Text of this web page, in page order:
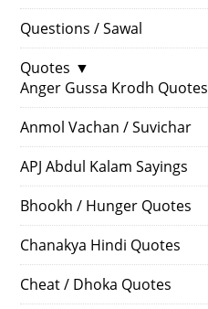
Questions / Sawal
Quotes ▼
Anger Gussa Krodh Quotes
Anmol Vachan / Suvichar
APJ Abdul Kalam Sayings
Bhookh / Hunger Quotes
Chanakya Hindi Quotes
Cheat / Dhoka Quotes